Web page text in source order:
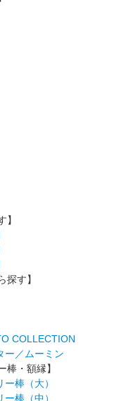
】
探す】
COLLECTION
ー／ムーミン
棒・額縁】
ー棒（大）
ー棒（中）